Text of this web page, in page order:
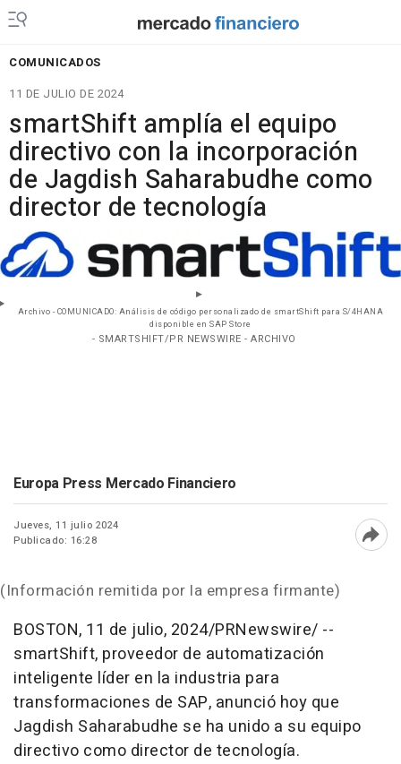
COMUNICADOS
11 DE JULIO DE 2024
smartShift amplía el equipo
directivo con la incorporación
de Jagdish Saharabudhe como
director de tecnología
Archivo - COMUNICADO: Análisis de código personalizado de smartShift para S/4HANA
disponible en SAP Store
- SMARTSHIFT/PR NEWSWIRE - ARCHIVO
Europa Press Mercado Financiero
Jueves, 11 julio 2024
Publicado: 16:28
(Información remitida por la empresa firmante)
BOSTON, 11 de julio, 2024/PRNewswire/ --
smartShift, proveedor de automatización
inteligente líder en la industria para
transformaciones de SAP, anunció hoy que
Jagdish Saharabudhe se ha unido a su equipo
directivo como director de tecnología.